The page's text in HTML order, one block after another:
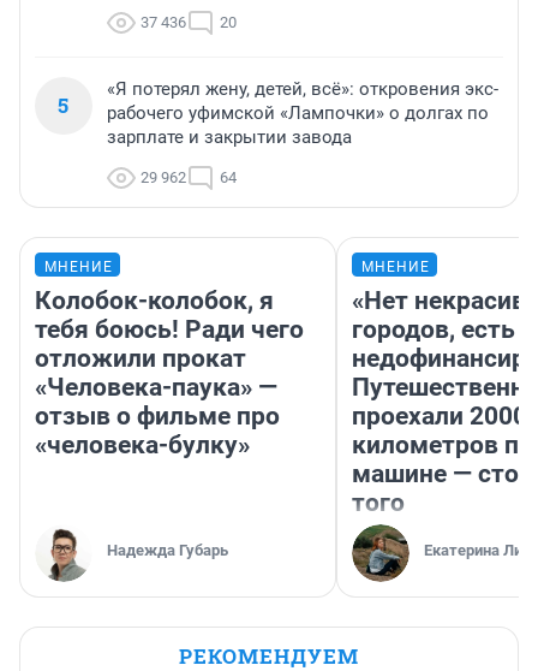
37 436 20
5
«Я потерял жену, детей, всё»: откровения экс-
рабочего уфимской «Лампочки» о долгах по
зарплате и закрытии завода
29 962 64
МНЕНИЕ
Колобок-колобок, я
тебя боюсь! Ради чего
отложили прокат
«Человека-паука» —
отзыв о фильме про
«человека-булку»
Надежда Губарь
МНЕНИЕ
«Нет
городов, есть
проехали 2000
километров по
машине —
того
Екатерина
РЕКОМЕНДУЕМ